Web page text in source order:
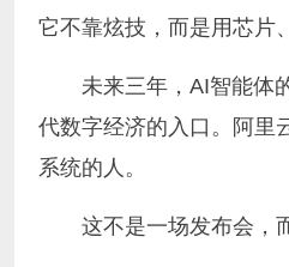
它不靠炫技，而是用芯片
未来三年，AI智能体
代数字经济的入口。阿里
系统的人。
这不是一场发布会，